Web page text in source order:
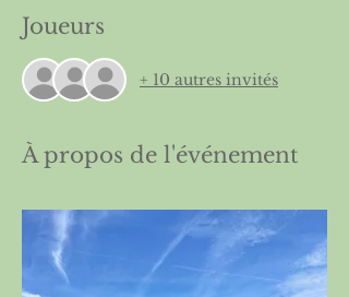
Joueurs
+ 10 autres invités
À propos de l'événement